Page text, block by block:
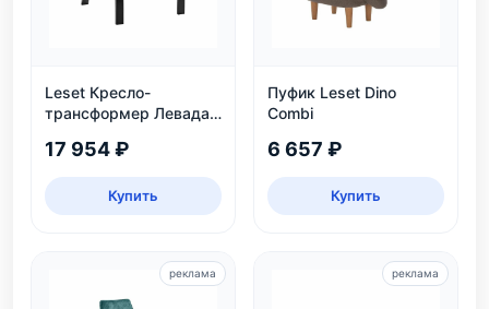
Leset Кресло-
трансформер Левада,
17 954 ₽
Купить
Пуфик Leset Dino
Combi
6 657 ₽
Купить
реклама реклама